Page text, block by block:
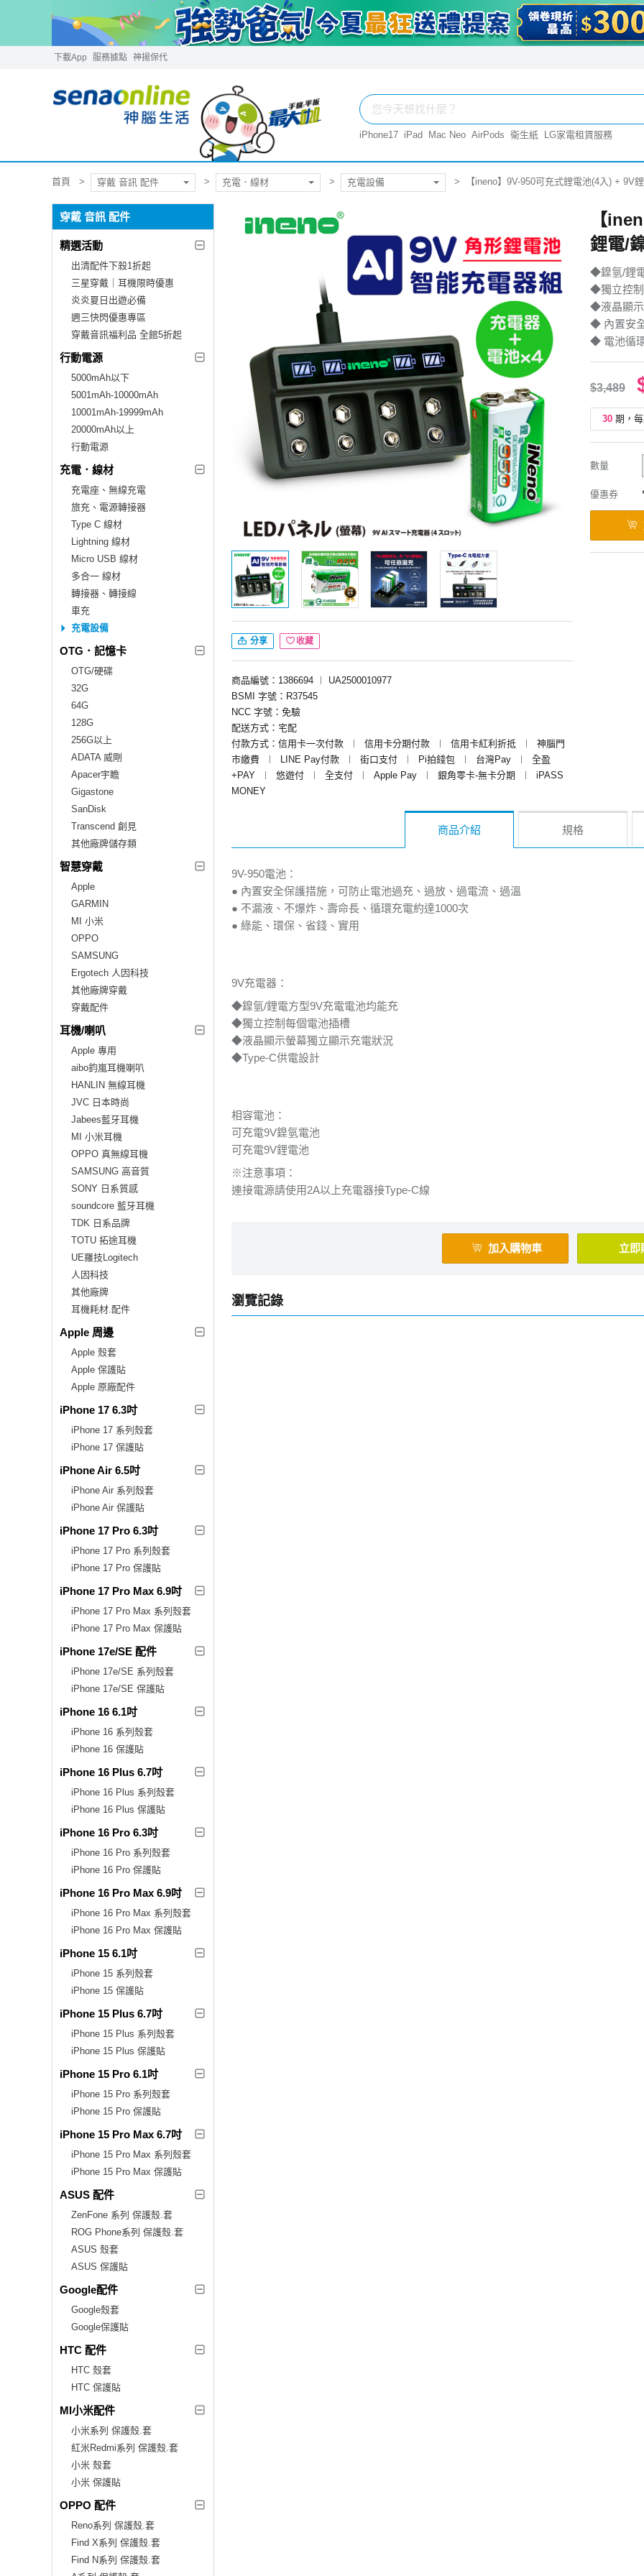
下載App 服務據點 神揚保代
iPhone17 iPad Mac Neo AirPods 衛生紙 LG家電租賃服務
首頁 穿戴 音訊 配件 充電．線材 充電設備 【ineno】9V-950可充式鋰電池(4入) + 9V
穿戴 音訊 配件
精選活動
出清配件下殺1折起
三星穿戴｜耳機限時優惠
炎炎夏日出遊必備
週三快閃優惠專區
穿戴音訊福利品 全館5折起
行動電源
5000mAh以下
5001mAh-10000mAh
10001mAh-19999mAh
20000mAh以上
行動電源
充電．線材
充電座、無線充電
旅充、電源轉接器
Type C 線材
Lightning 線材
Micro USB 線材
多合一 線材
轉接器、轉接線
車充
充電設備
OTG．記憶卡
OTG/硬碟
32G
64G
128G
256G以上
ADATA 威剛
Apacer宇瞻
Gigastone
SanDisk
Transcend 創見
其他廠牌儲存類
智慧穿戴
Apple
GARMIN
MI 小米
OPPO
SAMSUNG
Ergotech 人因科技
其他廠牌穿戴
穿戴配件
耳機/喇叭
Apple 專用
aibo鈞嵐耳機喇叭
HANLIN 無線耳機
JVC 日本時尚
Jabees藍牙耳機
MI 小米耳機
OPPO 真無線耳機
SAMSUNG 高音質
SONY 日系質感
soundcore 藍牙耳機
TDK 日系品牌
TOTU 拓途耳機
UE羅技Logitech
人因科技
其他廠牌
耳機耗材.配件
Apple 周邊
Apple 殼套
Apple 保護貼
Apple 原廠配件
iPhone 17 6.3吋
iPhone 17 系列殼套
iPhone 17 保護貼
iPhone Air 6.5吋
iPhone Air 系列殼套
iPhone Air 保護貼
iPhone 17 Pro 6.3吋
iPhone 17 Pro 系列殼套
iPhone 17 Pro 保護貼
iPhone 17 Pro Max 6.9吋
iPhone 17 Pro Max 系列殼套
iPhone 17 Pro Max 保護貼
iPhone 17e/SE 配件
iPhone 17e/SE 系列殼套
iPhone 17e/SE 保護貼
iPhone 16 6.1吋
iPhone 16 系列殼套
iPhone 16 保護貼
iPhone 16 Plus 6.7吋
iPhone 16 Plus 系列殼套
iPhone 16 Plus 保護貼
iPhone 16 Pro 6.3吋
iPhone 16 Pro 系列殼套
iPhone 16 Pro 保護貼
iPhone 16 Pro Max 6.9吋
iPhone 16 Pro Max 系列殼套
iPhone 16 Pro Max 保護貼
iPhone 15 6.1吋
iPhone 15 系列殼套
iPhone 15 保護貼
iPhone 15 Plus 6.7吋
iPhone 15 Plus 系列殼套
iPhone 15 Plus 保護貼
iPhone 15 Pro 6.1吋
iPhone 15 Pro 系列殼套
iPhone 15 Pro 保護貼
iPhone 15 Pro Max 6.7吋
iPhone 15 Pro Max 系列殼套
iPhone 15 Pro Max 保護貼
ASUS 配件
ZenFone 系列 保護殼.套
ROG Phone系列 保護殼.套
ASUS 殼套
ASUS 保護貼
Google配件
Google殼套
Google保護貼
HTC 配件
HTC 殼套
HTC 保護貼
MI小米配件
小米系列 保護殼.套
紅米Redmi系列 保護殼.套
小米 殼套
小米 保護貼
OPPO 配件
Reno系列 保護殼.套
Find X系列 保護殼.套
Find N系列 保護殼.套
分享 收藏
商品編號：1386694 ︱
UA2500010977
BSMI 字號：R37545
NCC 字號：免驗
配送方式：宅配
付款方式：信用卡一次付款
︱ 信用卡分期付款 ︱ 信用卡紅利折抵 ︱
神腦門
市繳費
︱ LINE Pay付款 ︱ 街口支付 ︱ Pi拍錢包 ︱ 台灣Pay ︱
全盈
+PAY
︱ 悠遊付 ︱ 全支付 ︱ Apple Pay ︱ 銀角零卡-無卡分期 ︱
iPASS
MONEY
【
鋰電/
◆鎳氫/鋰
◆獨立控
◆液晶顯示
◆ 內置安
◆ 電池循
$3,489
30 期，
數量
優惠券
商品介紹 規格
9V-950電池：
● 內置安全保護措施，可防止電池過充、過放、過電流、過溫
● 不漏液、不爆炸、壽命長、循環充電約達1000次
● 綠能、環保、省錢、實用
9V充電器：
◆鎳氫/鋰電方型9V充電電池均能充
◆獨立控制每個電池插槽
◆液晶顯示螢幕獨立顯示充電狀況
◆Type-C供電設計
相容電池：
可充電9V鎳氫電池
可充電9V鋰電池
※注意事項：
連接電源請使用2A以上充電器接Type-C線
加入購物車 立即
瀏覽記錄